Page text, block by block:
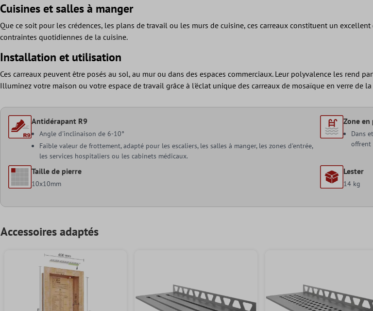
Cuisines et salles à manger
Que ce soit pour les crédences, les plans de travail ou les murs de cuisine, ces carreaux constituent un
contraintes quotidiennes de la cuisine.
Installation et utilisation
Ces carreaux peuvent être posés au sol, au mur ou dans des espaces commerciaux. Leur polyvalence les rend
Illuminez votre maison ou votre espace de travail grâce à l'éclat unique des carreaux de mosaïque en verre de
Antidérapant R9
Angle d'inclinaison de 6-10°
Faible valeur de frottement, adapté pour les escaliers, les salles à manger, les zones d'entrée,
les services hospitaliers ou les cabinets médicaux.
Zone en
Dans
offrent
Taille de pierre
10x10mm
Lester
14 kg
Accessoires adaptés